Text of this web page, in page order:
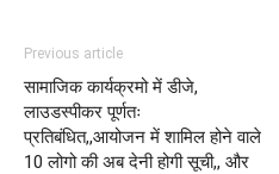
Previous article
सामाजिक कार्यक्रमो में डीजे,
लाउडस्पीकर पूर्णतः
प्रतिबंधित,,आयोजन में शामिल होने वाले
10 लोगो की अब देनी होगी सूची,, और